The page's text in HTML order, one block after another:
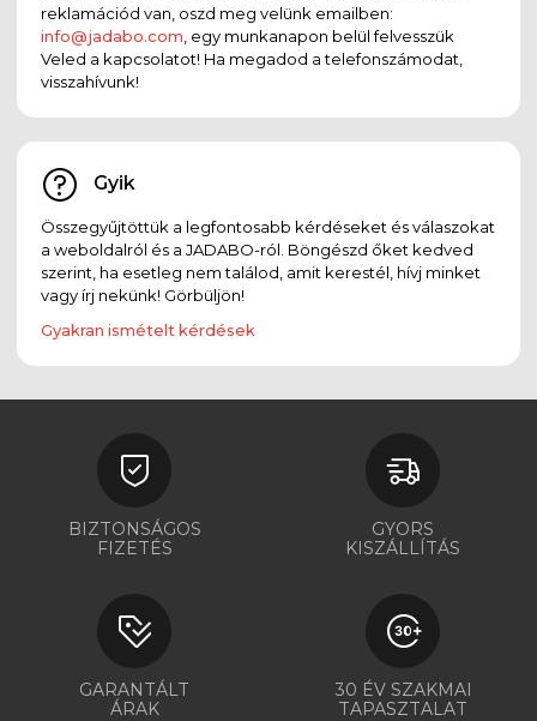
reklamációd van, oszd meg velünk emailben:
info@jadabo.com , egy munkanapon belül felvesszük
Veled a kapcsolatot! Ha megadod a telefonszámodat,
visszahívunk!
Gyik
Összegyűjtöttük a legfontosabb kérdéseket és válaszokat
a weboldalról és a JADABO-ról. Böngészd őket kedved
szerint, ha esetleg nem találod, amit kerestél, hívj minket
vagy írj nekünk! Görbüljön!
Gyakran ismételt kérdések
BIZTONSÁGOS
FIZETÉS
GYORS
KISZÁLLÍTÁS
GARANTÁLT
ÁRAK
30 ÉV SZAKMAI
TAPASZTALAT